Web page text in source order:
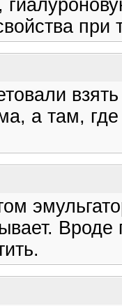
при
а там,
Вроде